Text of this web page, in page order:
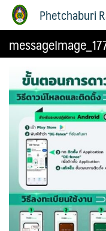
Phetchaburi